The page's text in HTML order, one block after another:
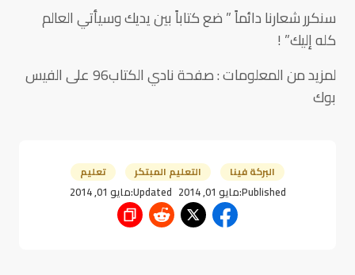
سنكرر شعارنا دائماً ” ضع كتاباً بين يديك وسيأتي العالم
كله إليك” !
لمزيد من المعلومات : صفحة نادي الكتاب96 على الفيس
بوك
البركة فينا التعليم المبتكر تعليم
Published:مايو 01, 2014 Updated:مايو 01, 2014